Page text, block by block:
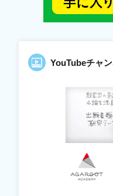
YouTubeチャ